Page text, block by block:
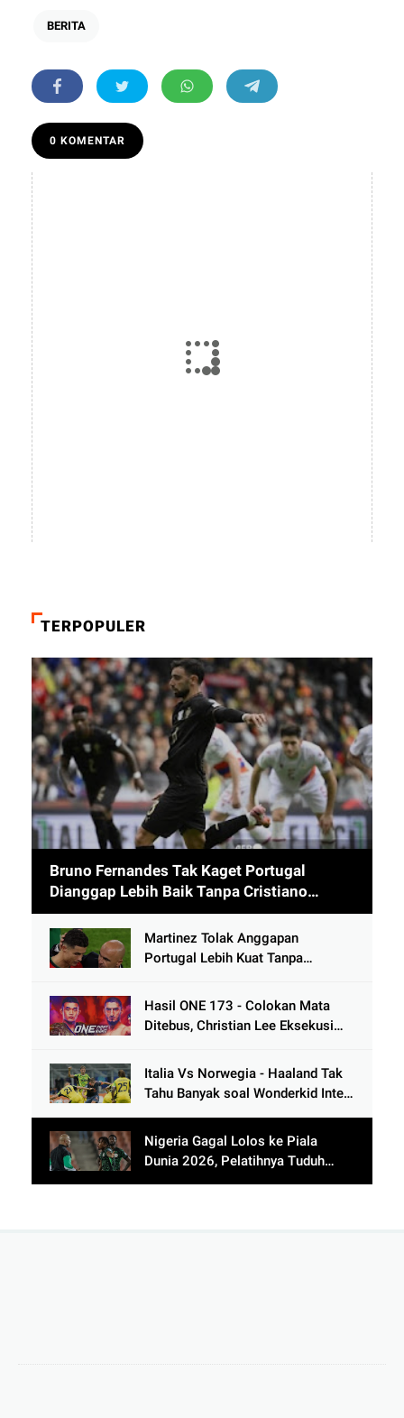
BERITA
0 KOMENTAR
TERPOPULER
Bruno Fernandes Tak Kaget Portugal
Dianggap Lebih Baik Tanpa Cristiano
Ronaldo usai Cetak 9 Gol
Martinez Tolak Anggapan
Portugal Lebih Kuat Tanpa
di Bawah Thailand
Hasil ONE 173 - Colokan Mata
Ditebus, Christian Lee Eksekusi
Lutut
Italia Vs Norwegia - Haaland Tak
Tahu Banyak soal Wonderkid Inter
Nigeria Gagal Lolos ke Piala
Dunia 2026, Pelatihnya Tuduh
Lawan Pakai Dukun